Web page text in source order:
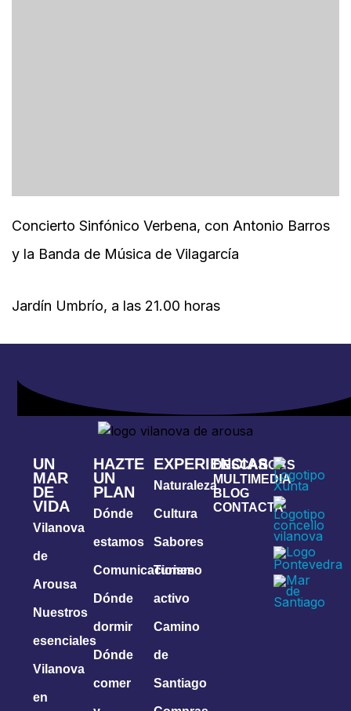
Concierto Sinfónico Verbena, con Antonio Barros
y la Banda de Música de Vilagarcía
Jardín Umbrío, a las 21.00 horas
UN
MAR
DE
VIDA
Vilanova
de
Arousa
Nuestros
esenciales
Vilanova
en
HAZTE
UN
PLAN
Dónde
estamos
Comunicaciones
Dónde
dormir
Dónde
comer
EXPERIENCIAS
Naturaleza
Cultura
Sabores
Turismo
activo
Camino
de
Santiago
DESCARGAS
MULTIMEDIA
BLOG
CONTACTA